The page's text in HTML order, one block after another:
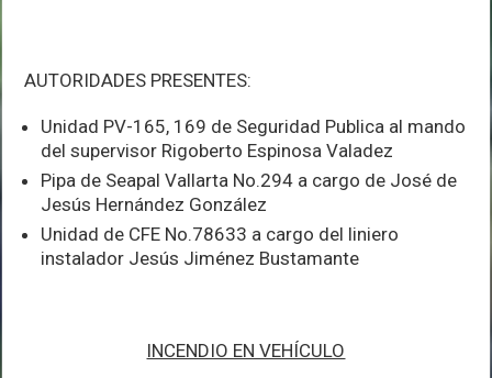
AUTORIDADES PRESENTES:
Unidad PV-165, 169 de Seguridad Publica al mando
del supervisor Rigoberto Espinosa Valadez
Pipa de Seapal Vallarta No.294 a cargo de José de
Jesús Hernández González
Unidad de CFE No.78633 a cargo del liniero
instalador Jesús Jiménez Bustamante
INCENDIO EN VEHÍCULO